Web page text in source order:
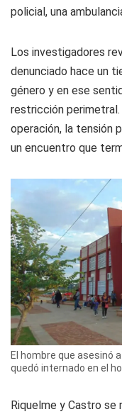
policial, una
Los investigadores
denunciado hace un
género y en ese
restricción
operación, la tensión
un encuentro que
El hombre que asesinó
quedó internado en el
Riquelme y Castro se